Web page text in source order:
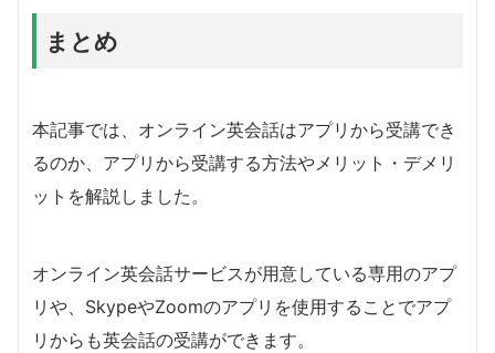
まとめ
本記事では、オンライン英会話はアプリから受講でき
るのか、アプリから受講する方法やメリット・デメリ
ットを解説しました。
オンライン英会話サービスが用意している専用のアプ
リや、SkypeやZoomのアプリを使用することでアプ
リからも英会話の受講ができます。